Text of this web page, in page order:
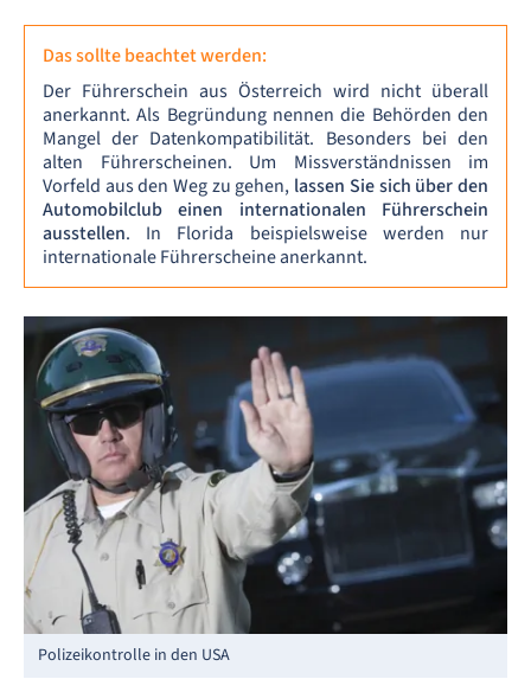
Das sollte beachtet werden:
Der Führerschein aus Österreich wird nicht überall
anerkannt. Als Begründung nennen die Behörden den
Mangel der Datenkompatibilität. Besonders bei den
alten Führerscheinen. Um Missverständnissen im
Vorfeld aus den Weg zu gehen, lassen Sie sich über den
Automobilclub einen internationalen Führerschein
ausstellen. In Florida beispielsweise werden nur
internationale Führerscheine anerkannt.
Polizeikontrolle in den USA